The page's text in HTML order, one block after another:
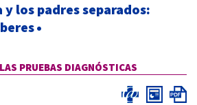
y los padres separados:
•
PRUEBAS DIAGNÓSTICAS